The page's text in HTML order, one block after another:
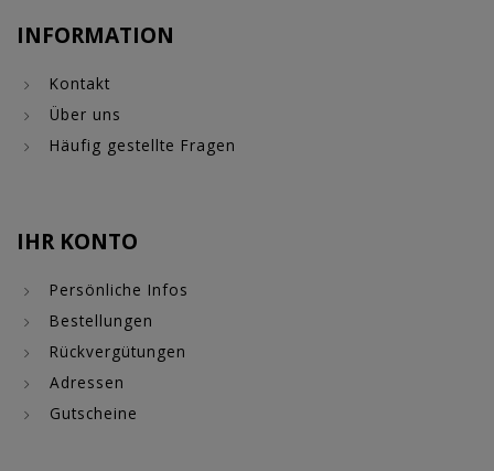
INFORMATION
Kontakt
Über uns
Häufig gestellte Fragen
IHR KONTO
Persönliche Infos
Bestellungen
Rückvergütungen
Adressen
Gutscheine